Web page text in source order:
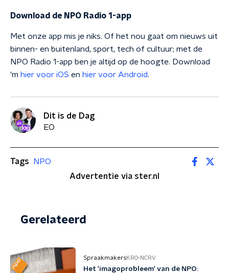
Download de NPO Radio 1-app
Met onze app mis je niks. Of het nou gaat om nieuws uit
binnen- en buitenland, sport, tech of cultuur; met de
NPO Radio 1-app ben je altijd op de hoogte. Download
'm hier voor iOS en hier voor Android.
Dit is de Dag
EO
Tags
NPO
Advertentie via ster.nl
Gerelateerd
SpraakmakersKRO-NCRV
Het 'imagoprobleem' van de NPO: